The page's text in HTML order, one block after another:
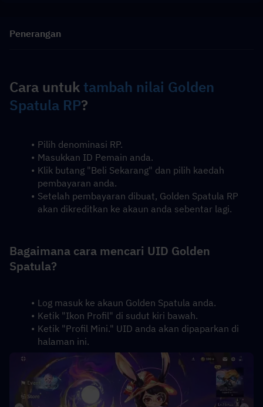
Penerangan
Cara untuk tambah nilai Golden
Spatula RP?
Pilih denominasi RP.
Masukkan ID Pemain anda.
Klik butang "Beli Sekarang" dan pilih kaedah
pembayaran anda.
Setelah pembayaran dibuat, Golden Spatula RP
akan dikreditkan ke akaun anda sebentar lagi.
Bagaimana cara mencari UID Golden
Spatula?
Log masuk ke akaun Golden Spatula anda.
Ketik "Ikon Profil" di sudut kiri bawah.
Ketik "Profil Mini." UID anda akan dipaparkan di
halaman ini.